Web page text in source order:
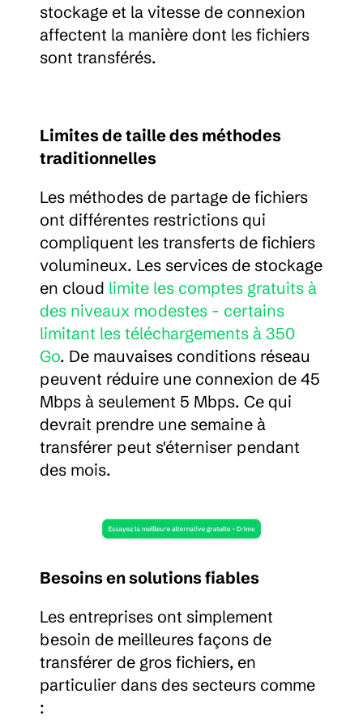
stockage et la vitesse de connexion
affectent la manière dont les fichiers
sont transférés.
Limites de taille des méthodes
traditionnelles
Les méthodes de partage de fichiers
ont différentes restrictions qui
compliquent les transferts de fichiers
volumineux. Les services de stockage
en cloud limite les comptes gratuits à
des niveaux modestes - certains
limitant les téléchargements à 350
Go. De mauvaises conditions réseau
peuvent réduire une connexion de 45
Mbps à seulement 5 Mbps. Ce qui
devrait prendre une semaine à
transférer peut s'éterniser pendant
des mois.
Besoins en solutions fiables
Les entreprises ont simplement
besoin de meilleures façons de
transférer de gros fichiers, en
particulier dans des secteurs comme
: